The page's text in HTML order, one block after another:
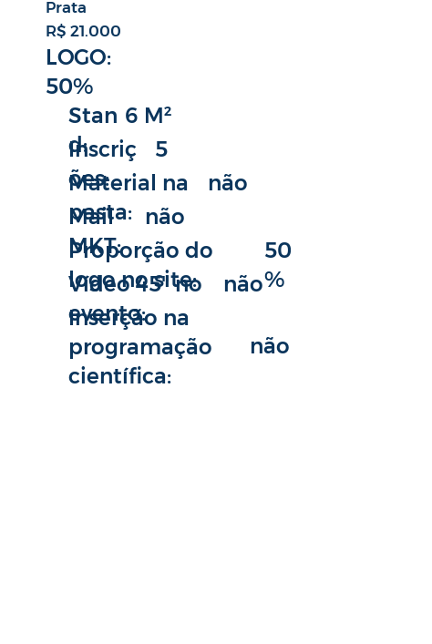
Prata
R$ 21.000
LOGO:
50%
Stan
d:
6 M²
Inscriç
ões:
5
Material na
pasta:
não
Mail
MKT:
não
Proporção do
logo no site:
50
%
Vídeo 45" no
evento:
não
Inserção na
programação
científica:
não